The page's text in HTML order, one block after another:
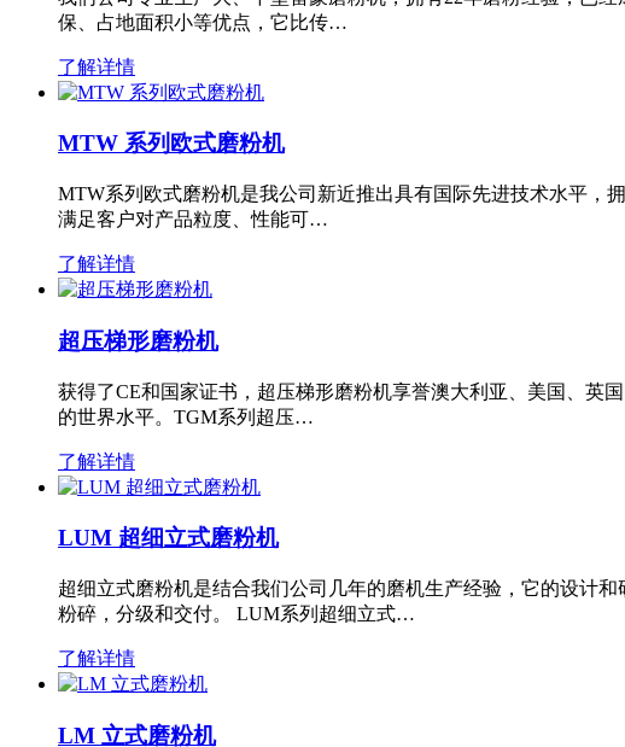
保、占地面积小等优点，它比传…
了解详情
MTW 系列欧式磨粉机
MTW系列欧式磨粉机是我公司新近推出具有国际先进技术水平，
满足客户对产品粒度、性能可…
了解详情
超压梯形磨粉机
获得了CE和国家证书，超压梯形磨粉机享誉澳大利亚、美国、英
的世界水平。TGM系列超压…
了解详情
LUM 超细立式磨粉机
超细立式磨粉机是结合我们公司几年的磨机生产经验，它的设计
粉碎，分级和交付。 LUM系列超细立式…
了解详情
LM 立式磨粉机